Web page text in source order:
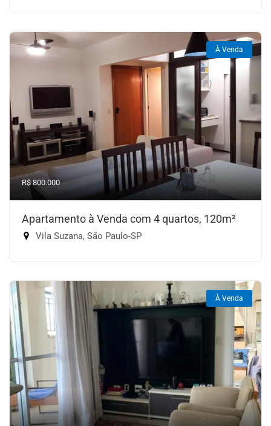
À Venda
R$ 800.000
Apartamento à Venda com 4 quartos, 120m²
Vila Suzana, São Paulo-SP
À Venda